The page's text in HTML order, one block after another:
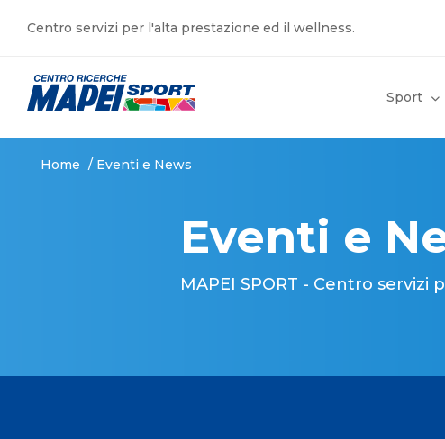
Centro servizi per l'alta prestazione ed il wellness.
Sport
Home / Eventi e News
Eventi e
MAPEI SPORT - Centro